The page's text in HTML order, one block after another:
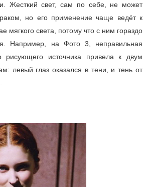
Жесткий свет, сам по себе, не может
но его применение чаще ведёт к
мягкого света, потому что с ним гораздо
Например, на Фото 3, неправильная
рисующего источника привела к двум
левый глаз оказался в тени, и тень от